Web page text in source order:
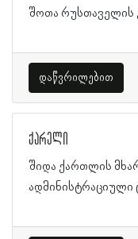
შოთა რუსთაველის
დაწვრილებით
ქარელი
შიდა ქართლის
ადმინისტრაციული